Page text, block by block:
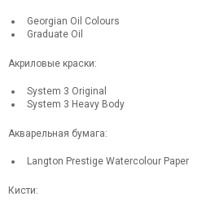
Georgian Oil Colours
Graduate Oil
Акриловые краски:
System 3 Original
System 3 Heavy Body
Акварельная бумага:
Langton Prestige Watercolour Paper
Кисти: